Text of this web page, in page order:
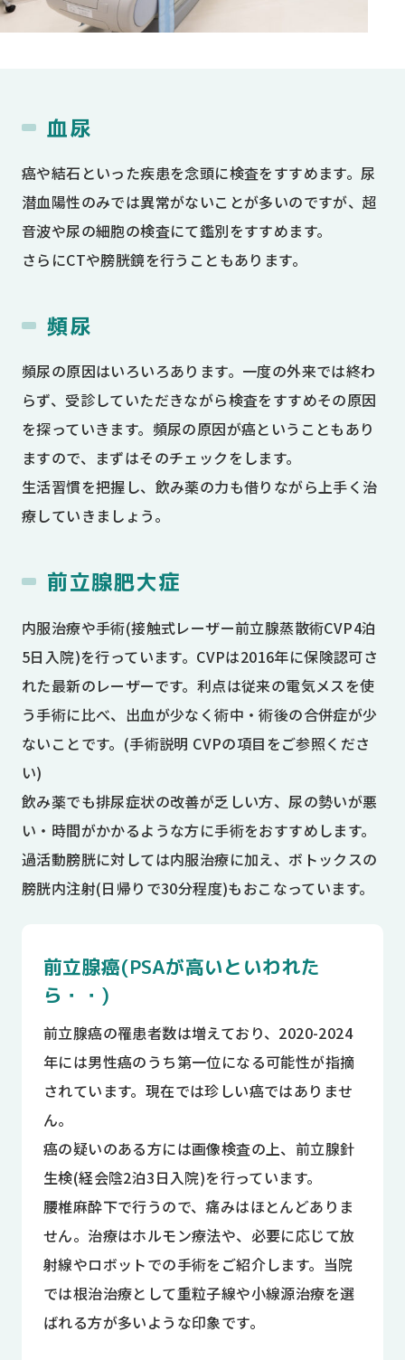
血尿
癌や結石といった疾患を念頭に検査をすすめます。尿
潜血陽性のみでは異常がないことが多いのですが、超
音波や尿の細胞の検査にて鑑別をすすめます。
さらにCTや膀胱鏡を行うこともあります。
頻尿
頻尿の原因はいろいろあります。一度の外来では終わ
らず、受診していただきながら検査をすすめその原因
を探っていきます。頻尿の原因が癌ということもあり
ますので、まずはそのチェックをします。
生活習慣を把握し、飲み薬の力も借りながら上手く治
療していきましょう。
前立腺肥大症
内服治療や手術(接触式レーザー前立腺蒸散術CVP4泊
5日入院)を行っています。CVPは2016年に保険認可さ
れた最新のレーザーです。利点は従来の電気メスを使
う手術に比べ、出血が少なく術中・術後の合併症が少
ないことです。(手術説明 CVPの項目をご参照くださ
い)
飲み薬でも排尿症状の改善が乏しい方、尿の勢いが悪
い・時間がかかるような方に手術をおすすめします。
過活動膀胱に対しては内服治療に加え、ボトックスの
膀胱内注射(日帰りで30分程度)もおこなっています。
前立腺癌(PSAが高いといわれた
ら・・)
前立腺癌の罹患者数は増えており、2020-2024
年には男性癌のうち第一位になる可能性が指摘
されています。現在では珍しい癌ではありませ
ん。
癌の疑いのある方には画像検査の上、前立腺針
生検(経会陰2泊3日入院)を行っています。
腰椎麻酔下で行うので、痛みはほとんどありま
せん。治療はホルモン療法や、必要に応じて放
射線やロボットでの手術をご紹介します。当院
では根治治療として重粒子線や小線源治療を選
ばれる方が多いような印象です。